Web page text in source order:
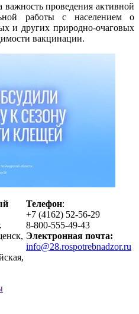
важность проведения активной
работы с населением о
и других природно-очаговых
вакцинации.
Телефон:
+7 (4162) 52-56-29
8-800-555-49-43
Электронная почта:
info@28.rospotrebnadzor.ru